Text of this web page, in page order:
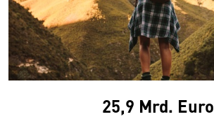
25,9 Mrd. Euro